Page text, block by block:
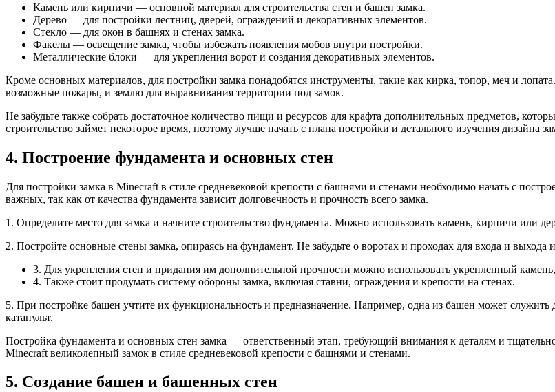
Камень или кирпичи — основной материал для строительства стен и башен замка.
Дерево — для постройки лестниц, дверей, ограждений и декоративных элементов.
Стекло — для окон в башнях и стенах замка.
Факелы — освещение замка, чтобы избежать появления мобов внутри постройки.
Металлические блоки — для укрепления ворот и создания декоративных элементов.
Кроме основных материалов, для постройки замка понадобятся инструменты, такие как кирка, топор, меч и
возможные пожары, и землю для выравнивания территории под замок.
Не забудьте также собрать достаточное количество пищи и ресурсов для крафта дополнительных предметов,
строительство займет некоторое время, поэтому лучше начать с плана постройки и детального изучения дизайна
4. Построение фундамента и основных стен
Для постройки замка в Minecraft в стиле средневековой крепости с башнями и стенами необходимо начать с
важных, так как от качества фундамента зависит долговечность и прочность всего замка.
1. Определите место для замка и начните строительство фундамента. Можно использовать камень, кирпичи или
2. Постройте основные стены замка, опираясь на фундамент. Не забудьте о воротах и проходах для входа и выхода
3. Для укрепления стен и придания им дополнительной прочности можно использовать укрепленный
4. Также стоит продумать систему обороны замка, включая ставни, ограждения и крепости на стенах.
5. При постройке башен учтите их функциональность и предназначение. Например, одна из башен может
катапульт.
Постройка фундамента и основных стен замка — ответственный этап, требующий внимания к деталям и
Minecraft великолепный замок в стиле средневековой крепости с башнями и стенами.
5. Создание башен и башенных стен